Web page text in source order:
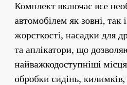
Комплект включає все
автомобілем як зовні, так
жорсткості, насадки для
та аплікатори, що
найважкодоступніші
обробки сидінь, килимків,